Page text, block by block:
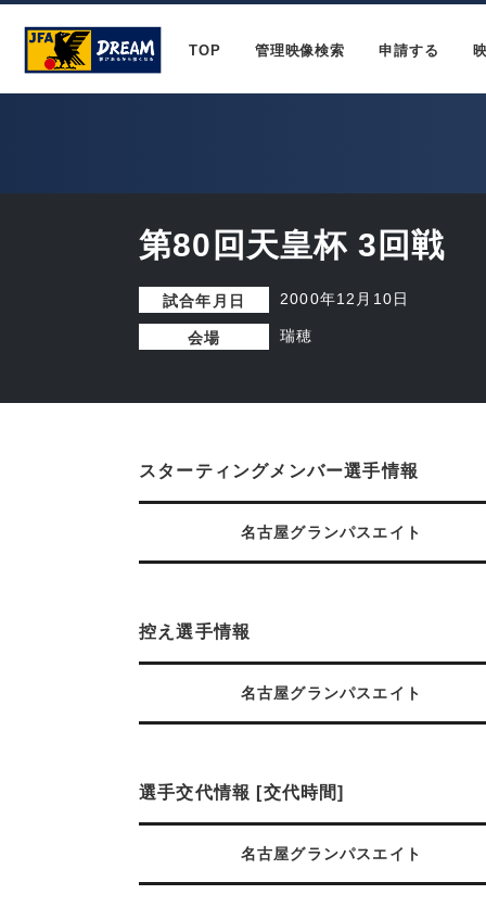
TOP 管理映像検索 申請する
第80回天皇杯 3回戦
試合年月日 2000年12月10日
会場 瑞穂
スターティングメンバー選手情報
名古屋グランパスエイト
控え選手情報
名古屋グランパスエイト
選手交代情報 [交代時間]
名古屋グランパスエイト